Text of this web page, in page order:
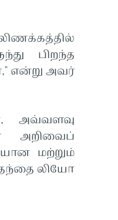
பிறந்த
என்று அவர்
அவ்வளவு
அறிவைப்
மற்றும்
லியோ